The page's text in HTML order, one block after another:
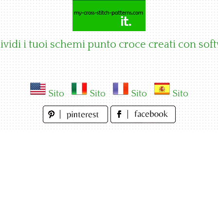
i tuoi schemi punto croce creati con
Sito Sito Sito Sito